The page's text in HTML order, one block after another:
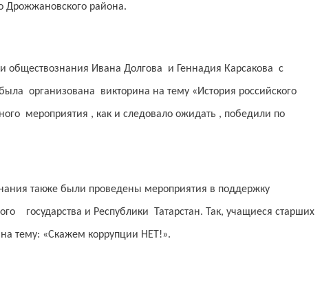
Дрожжановского района.
обществознания Ивана Долгова и Геннадия Карсакова с
организована викторина на тему «История российского
мероприятия , как и следовало ожидать , победили по
также были проведены мероприятия в поддержку
государства и Республики Татарстан. Так, учащиеся старших
тему: «Скажем коррупции НЕТ!».